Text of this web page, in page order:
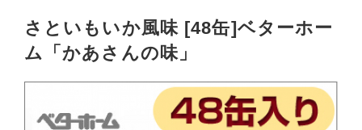
さといもいか風味 [48缶]ベターホー
ム「かあさんの味」